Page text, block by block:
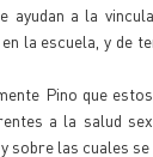
ayudan a la
en la escuela, y de
Pino que
a la salud
sobre las cuales